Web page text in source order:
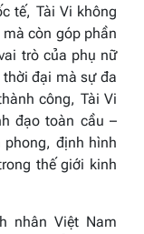
tế, Tài Vi không
còn góp phần
trò của phụ nữ
đại mà sự đa
công, Tài Vi
đạo toàn cầu –
định hình
thế giới kinh
nhân Việt Nam